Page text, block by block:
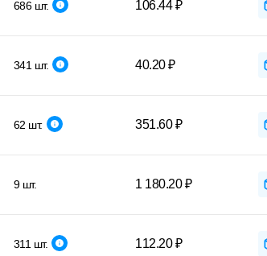
686 шт. 106.44 ₽
341 шт. 40.20 ₽
62 шт. 351.60 ₽
9 шт. 1 180.20 ₽
311 шт. 112.20 ₽